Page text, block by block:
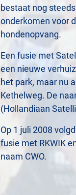
bestaat nog
onderkomen voor
hondenopvang.
Een fusie met
een nieuwe
het park, maar nu
Kethelweg. De
(Hollandiaan
Op 1 juli 2008
fusie met RKWIK
naam CWO.